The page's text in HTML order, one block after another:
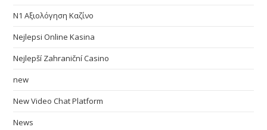
N1 Αξιολόγηση Καζίνο
Nejlepsi Online Kasina
Nejlepší Zahraniční Casino
new
New Video Chat Platform
News